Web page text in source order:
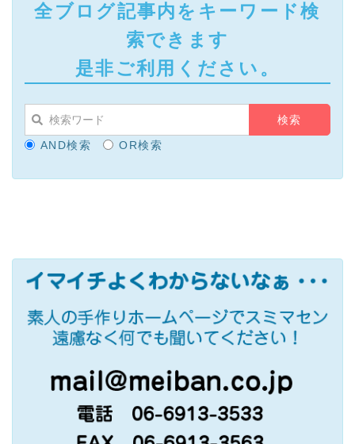
全ブログ記事内をキーワード検
索できます
是非ご利用ください。
AND検索 OR検索